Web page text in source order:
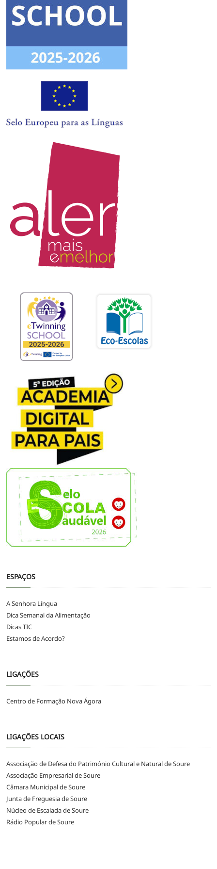
ESPAÇOS
A Senhora Língua
Dica Semanal da Alimentação
Dicas TIC
Estamos de Acordo?
LIGAÇÕES
Centro de Formação Nova Ágora
LIGAÇÕES LOCAIS
Associação de Defesa do Património Cultural e Natural de Soure
Associação Empresarial de Soure
Câmara Municipal de Soure
Junta de Freguesia de Soure
Núcleo de Escalada de Soure
Rádio Popular de Soure